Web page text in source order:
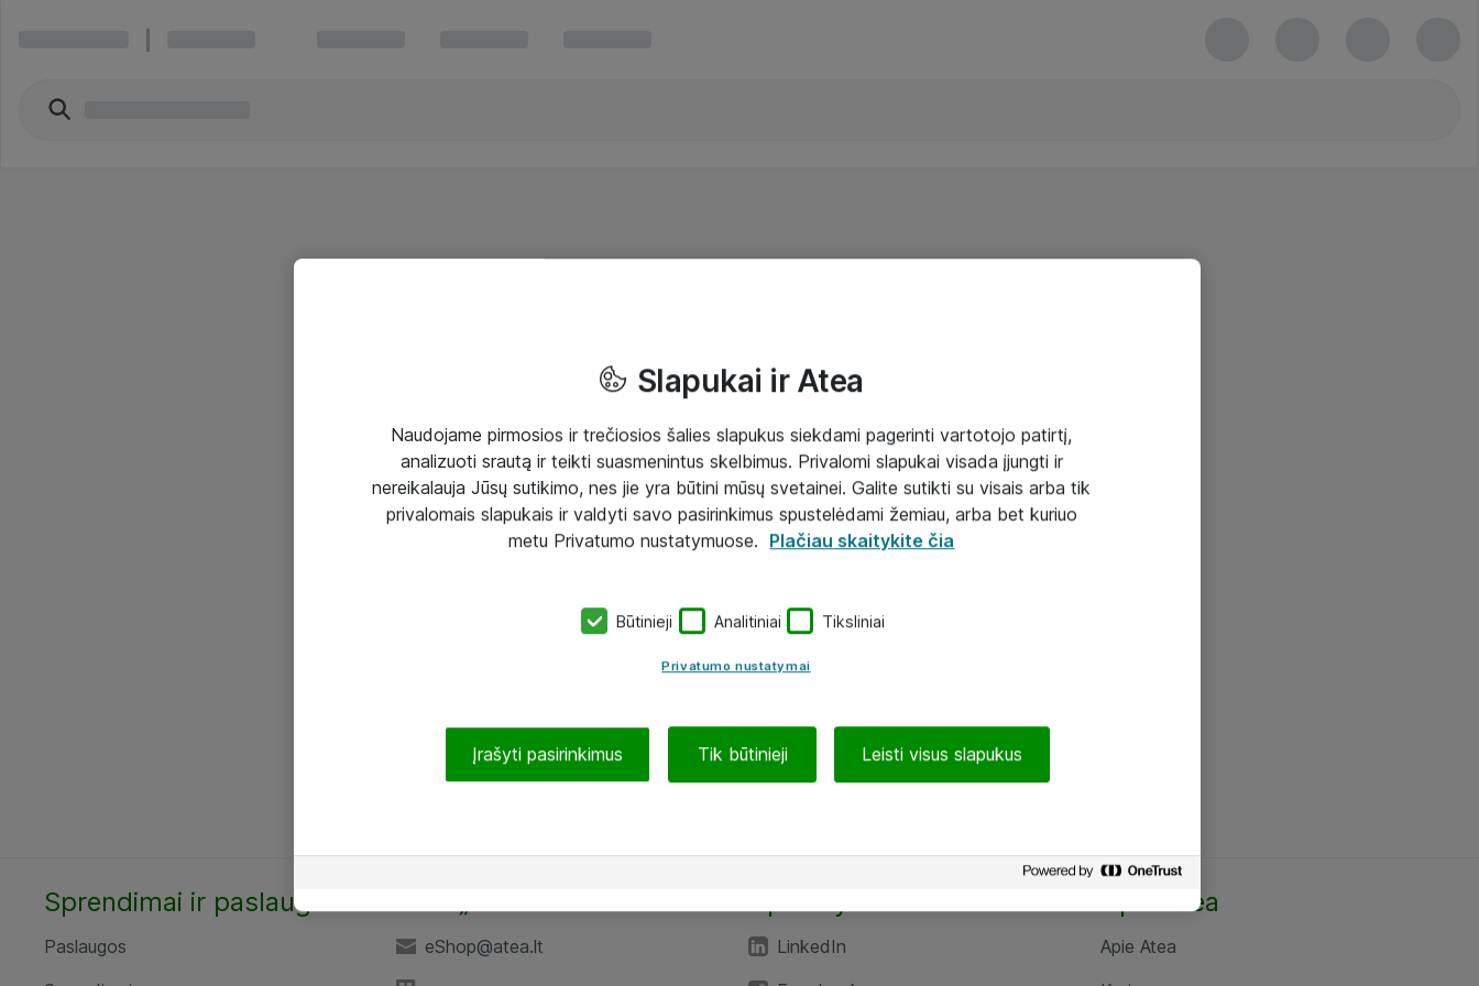
Sprendimai ir paslaugos
Paslaugos
eShop@atea.lt
LinkedIn
Apie Atea
Apie Atea
Slapukai ir Atea
Naudojame pirmosios ir trečiosios šalies slapukus siekdami pagerinti vartotojo patirtį,
analizuoti srautą ir teikti suasmenintus skelbimus. Privalomi slapukai visada įjungti ir
nereikalauja Jūsų sutikimo, nes jie yra būtini mūsų svetainei. Galite sutikti su visais arba tik
privalomais slapukais ir valdyti savo pasirinkimus spustelėdami žemiau, arba bet kuriuo
metu Privatumo nustatymuose. Plačiau skaitykite čia
Būtinieji Analitiniai Tiksliniai
Privatumo nustatymai
Įrašyti pasirinkimus Tik būtinieji Leisti visus slapukus